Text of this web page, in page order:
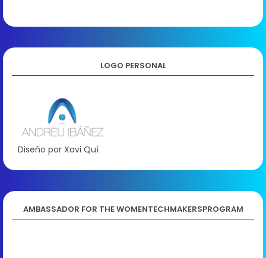
LOGO PERSONAL
Diseño por Xavi Quí
AMBASSADOR FOR THE WOMENTECHMAKERSPROGRAM